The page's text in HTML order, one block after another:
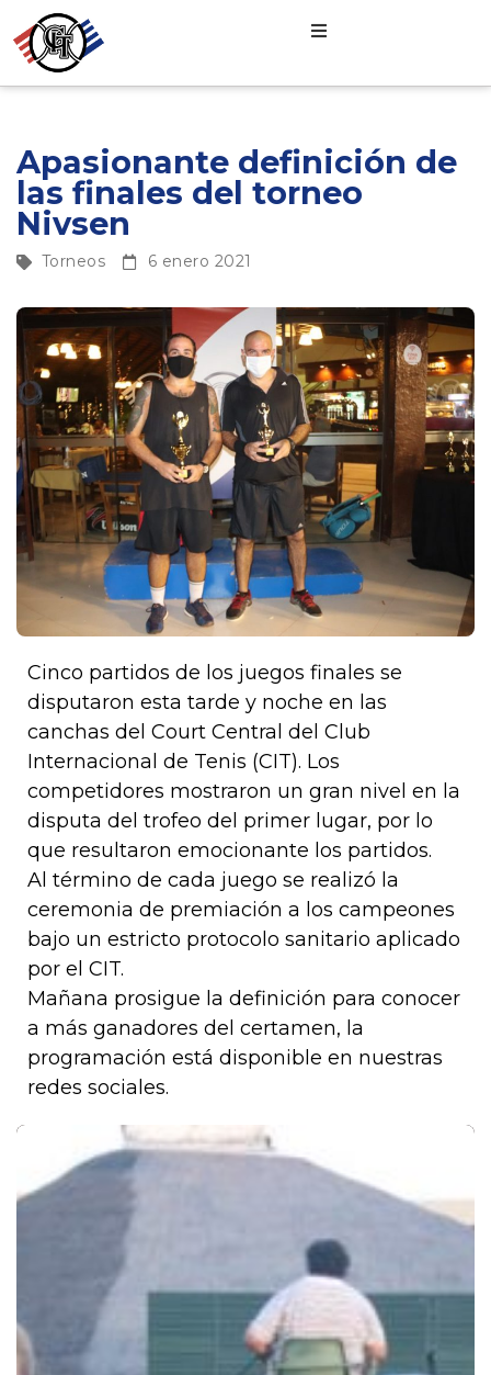
Apasionante definición de
las finales del torneo
Nivsen
Torneos 6 enero 2021
Cinco partidos de los juegos finales se
disputaron esta tarde y noche en las
canchas del Court Central del Club
Internacional de Tenis (CIT). Los
competidores mostraron un gran nivel en la
disputa del trofeo del primer lugar, por lo
que resultaron emocionante los partidos.
Al término de cada juego se realizó la
ceremonia de premiación a los campeones
bajo un estricto protocolo sanitario aplicado
por el CIT.
Mañana prosigue la definición para conocer
a más ganadores del certamen, la
programación está disponible en nuestras
redes sociales.